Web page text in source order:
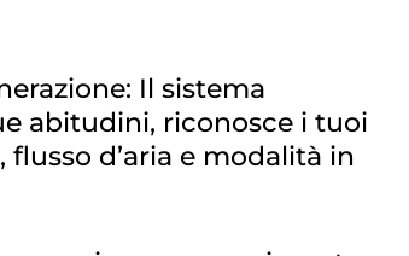
Il sistema
abitudini, riconosce i tuoi
d’aria e modalità in